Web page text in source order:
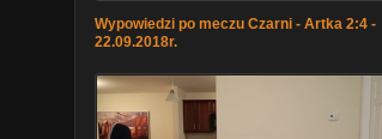
Wypowiedzi po meczu Czarni - Artka 2:4 -
22.09.2018r.